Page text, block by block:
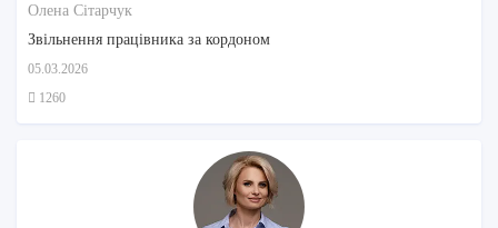
Олена Сітарчук
Звільнення працівника за кордоном
05.03.2026
1260